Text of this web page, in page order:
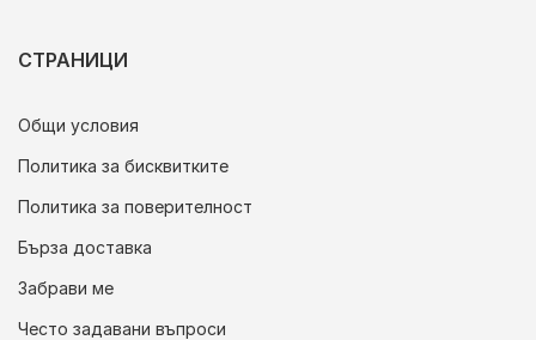
СТРАНИЦИ
Общи условия
Политика за бисквитките
Политика за поверителност
Бърза доставка
Забрави ме
Често задавани въпроси